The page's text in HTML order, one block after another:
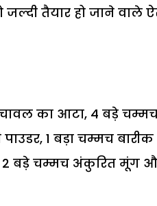
तैयार हो जाने वाले
का आटा, 4 बड़े
1 बड़ा चम्मच बारीक
बड़े चम्मच अंकुरित मूंग